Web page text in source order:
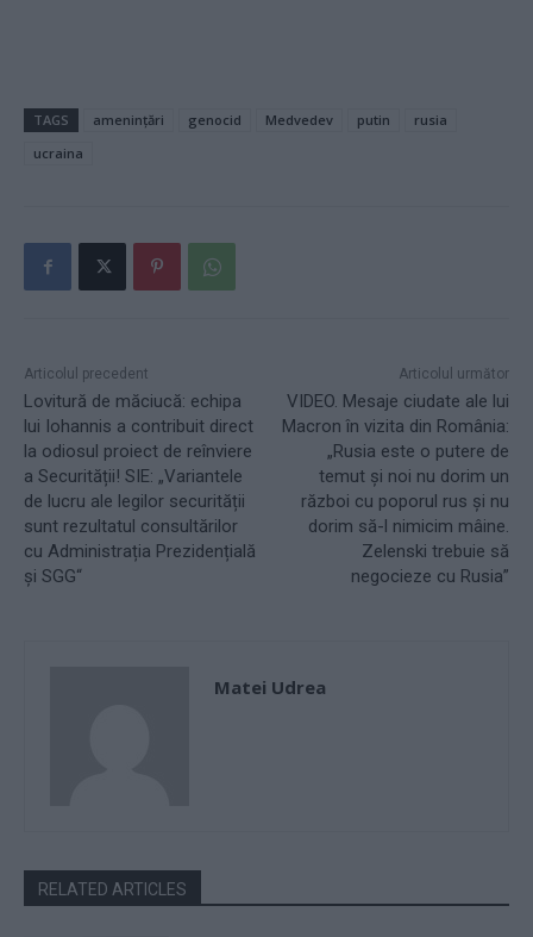
TAGS amenințări genocid Medvedev putin
rusia
ucraina
Articolul precedent
Lovitură de măciucă: echipa
lui Iohannis a contribuit direct
la odiosul proiect de reînviere
a Securității! SIE: „Variantele
de lucru ale legilor securității
sunt rezultatul consultărilor
cu Administrația Prezidențială
și SGG“
Articolul următor
VIDEO. Mesaje ciudate ale lui
Macron în vizita din România:
„Rusia este o putere de
temut și noi nu dorim un
război cu poporul rus și nu
dorim să-l nimicim mâine.
Zelenski trebuie să
negocieze cu Rusia”
Matei Udrea
RELATED ARTICLES